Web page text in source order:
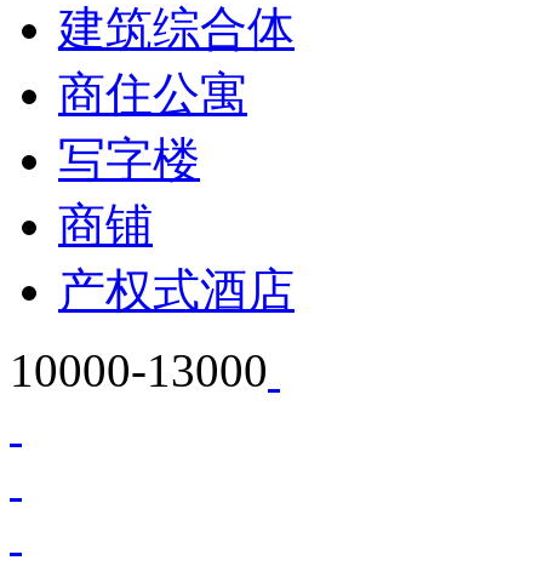
建筑综合体
商住公寓
写字楼
商铺
产权式酒店
10000-13000